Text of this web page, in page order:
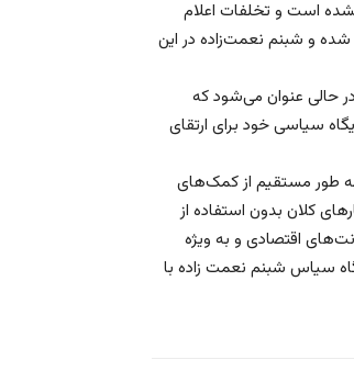
است و تخلفات اعلام
و شبنم نعمت‌زاده در این
حالی عنوان می‌شود که
سیاسی خود برای ارتقای
طور مستقیم از کمک‌های
کلان بدون استفاده از
اقتصادی و به ویژه
سیاس شبنم نعمت زاده با